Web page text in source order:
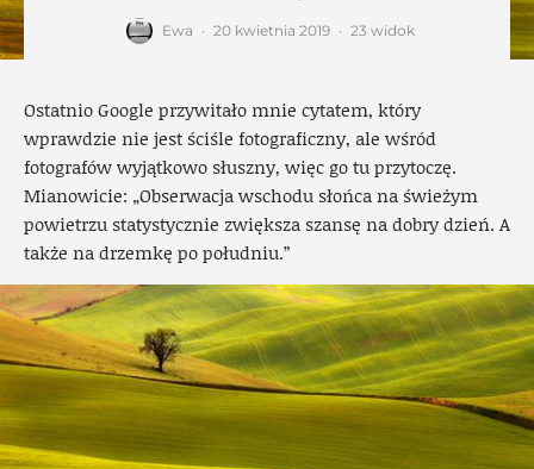
Ewa · 20 kwietnia 2019 · 23 widok
Ostatnio Google przywitało mnie cytatem, który
wprawdzie nie jest ściśle fotograficzny, ale wśród
fotografów wyjątkowo słuszny, więc go tu przytoczę.
Mianowicie: „Obserwacja wschodu słońca na świeżym
powietrzu statystycznie zwiększa szansę na dobry dzień. A
także na drzemkę po południu.”